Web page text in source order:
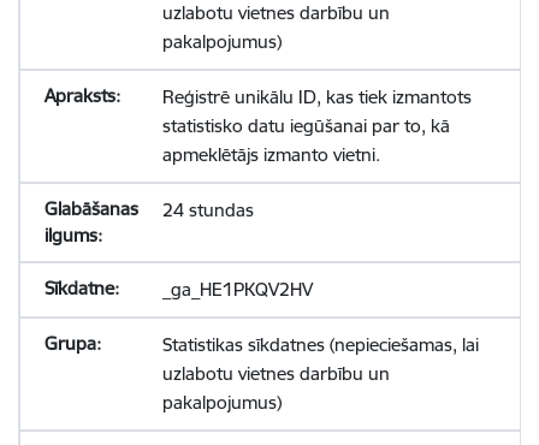
uzlabotu vietnes darbību un
pakalpojumus)
Reģistrē unikālu ID, kas tiek izmantots
statistisko datu iegūšanai par to, kā
apmeklētājs izmanto vietni.
24 stundas
_ga_HE1PKQV2HV
Statistikas sīkdatnes (nepieciešamas, lai
uzlabotu vietnes darbību un
pakalpojumus)